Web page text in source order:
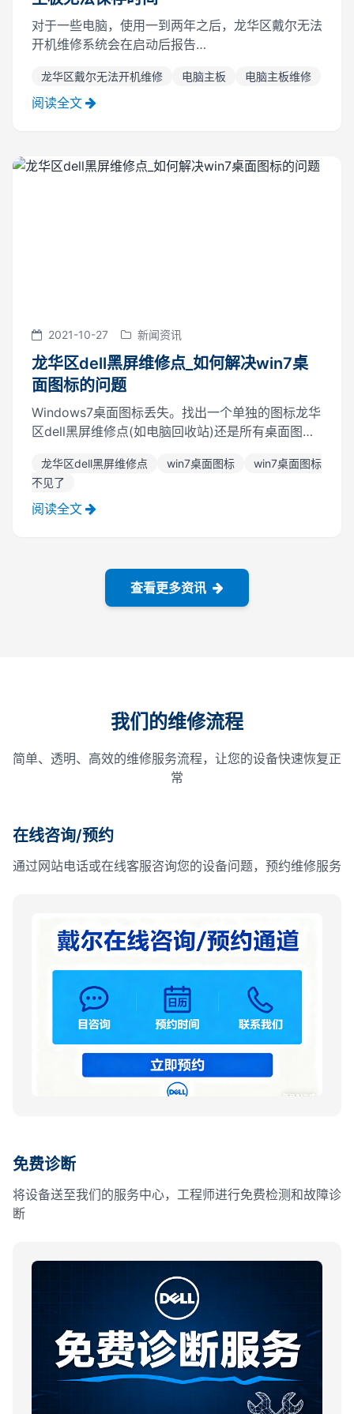
对于一些电脑，使用一到两年之后，龙华区戴尔无法
开机维修系统会在启动后报告
键以继续启动计算机。这就是每一次启动计算机时发
生的。与此同时，当你进入桌面，你会发现你需要
龙华区戴尔无法开机维修 电脑主板 电脑主板维修
阅读全文
2021-10-27 新闻资讯
龙华区dell黑屏维修点_如何解决win7桌
面图标的问题
Windows7桌面图标丢失。找出一个单独的图标龙华
区dell黑屏维修点(如电脑回收站)还是所有桌面图
点你可以在桌面上右击>>;，然后查看>>来显示桌面
图标。假如只缺少电脑图标，...
龙华区dell黑屏维修点 win7桌面图标
win7桌面图标
不见了
阅读全文
查看更多资讯
我们的维修流程
简单、透明、高效的维修服务流程，让您的设备快速恢复正
常
在线咨询/预约
通过网站电话或在线客服咨询您的设备问题，预约维修服务
免费诊断
将设备送至我们的服务中心，工程师进行免费检测和故障诊
断